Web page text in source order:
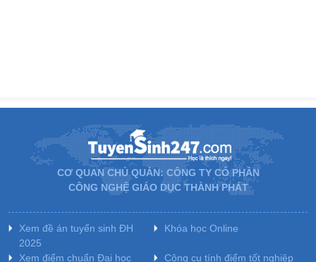
CƠ QUAN CHỦ QUẢN: CÔNG TY CỔ PHẦN
CÔNG NGHỆ GIÁO DỤC THÀNH PHÁT
Xem đề án tuyển sinh ĐH
2025
Khóa học Online
Xem điểm chuẩn Đại học Công cụ tính điểm tốt nghiệp